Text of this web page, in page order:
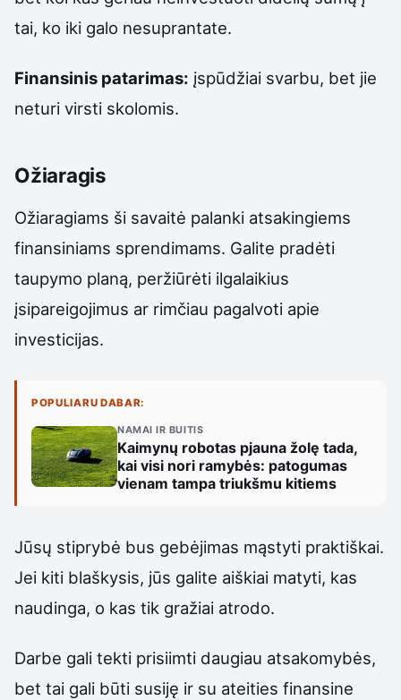
tai, ko iki galo nesuprantate.
Finansinis patarimas: įspūdžiai svarbu, bet jie
neturi virsti skolomis.
Ožiaragis
Ožiaragiams ši savaitė palanki atsakingiems
finansiniams sprendimams. Galite pradėti
taupymo planą, peržiūrėti ilgalaikius
įsipareigojimus ar rimčiau pagalvoti apie
investicijas.
POPULIARU DABAR:
NAMAI IR BUITIS
Kaimynų robotas pjauna žolę tada,
kai visi nori ramybės: patogumas
vienam tampa triukšmu kitiems
Jūsų stiprybė bus gebėjimas mąstyti praktiškai.
Jei kiti blaškysis, jūs galite aiškiai matyti, kas
naudinga, o kas tik gražiai atrodo.
Darbe gali tekti prisiimti daugiau atsakomybės,
bet tai gali būti susiję ir su ateities finansine